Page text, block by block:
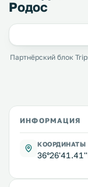
Родос
Партнёрский блок
ИНФОРМАЦИЯ
КООРДИНАТЫ